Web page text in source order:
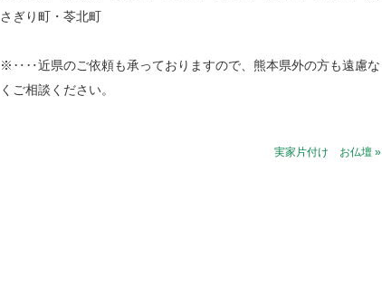
さぎり町・苓北町
※‥‥近県のご依頼も承っておりますので、熊本県外の方も遠慮な
くご相談ください。
実家片付け お仏壇 »